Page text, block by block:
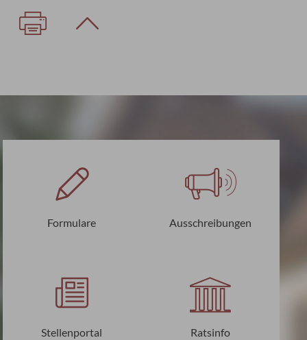
Formulare Ausschreibungen
Stellenportal Ratsinfo